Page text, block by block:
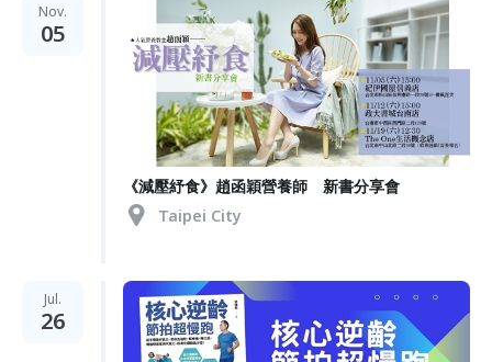
Nov.
05
《減壓紓食》趙函穎營養師 新書分享會
Taipei City
Jul.
26